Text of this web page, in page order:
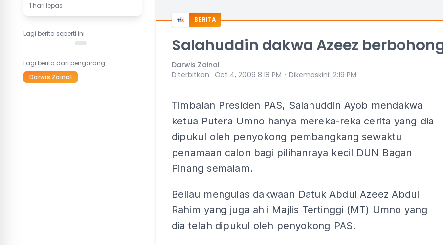
1 hari lepas
Lagi berita seperti ini
Lagi berita dari pengarang
Darwis Zainal
BERITA
Salahuddin dakwa Azeez
Darwis Zainal
Diterbitkan: Oct 4, 2009 8:18 PM ⋅ Dikemaskini: 2:19 PM
Timbalan Presiden PAS, Salahuddin Ayob mendakwa
ketua Putera Umno hanya mereka-reka cerita yang dia
dipukul oleh penyokong pembangkang sewaktu
penamaan calon bagi pilihanraya kecil DUN Bagan
Pinang semalam.
Beliau mengulas dakwaan Datuk Abdul Azeez Abdul
Rahim yang juga ahli Majlis Tertinggi (MT) Umno yang
dia telah dipukul oleh penyokong PAS.